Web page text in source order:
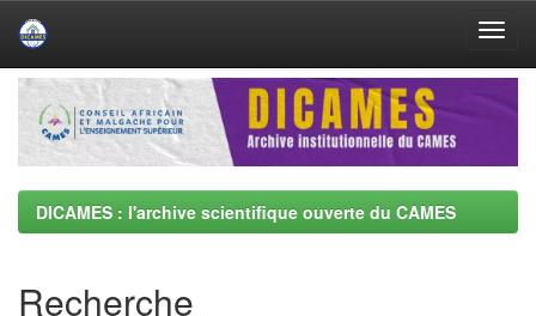
Skip
navigation
DICAMES : l'archive scientifique ouverte du CAMES
Recherche